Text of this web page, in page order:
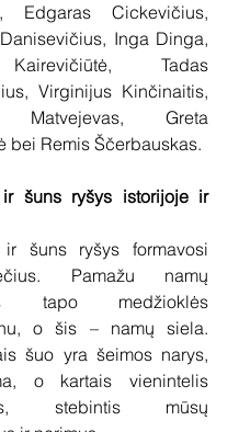
Edgaras Cickevičius,
Inga Dinga,
Tadas
Virginijus Kinčinaitis,
Matvejevas, Greta
bei Remis Ščerbauskas.
ir šuns ryšys istorijoje ir
ir šuns ryšys formavosi
Pamažu namų
tapo medžioklės
o šis – namų siela.
šuo yra šeimos narys,
o kartais vienintelis
stebintis mūsų